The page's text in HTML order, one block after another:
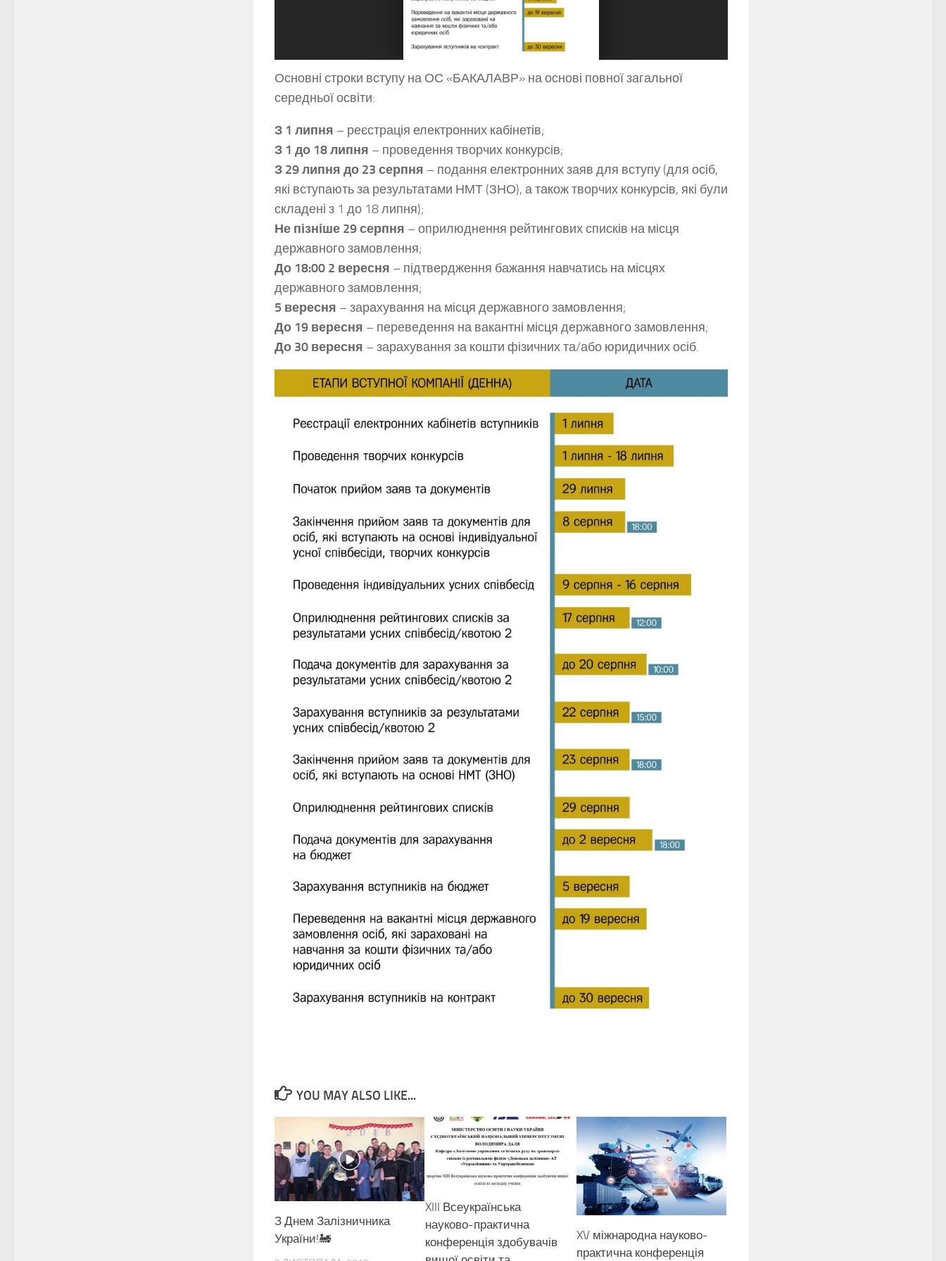
​​Основні строки вступу на ОС «БАКАЛАВР» на основі повної загальної
середньої освіти:
З 1 липня – реєстрація електронних кабінетів;
З 1 до 18 липня – проведення творчих конкурсів;
З 29 липня до 23 серпня – подання електронних заяв для вступу (для осіб,
які вступають за результатами НМТ (ЗНО), а також творчих конкурсів, які були
складені з 1 до 18 липня);
Не пізніше 29 серпня – оприлюднення рейтингових списків на місця
державного замовлення;
До 18:00 2 вересня – підтвердження бажання навчатись на місцях
державного замовлення;
5 вересня – зарахування на місця державного замовлення;
До 19 вересня – переведення на вакантні місця державного замовлення;
До 30 вересня – зарахування за кошти фізичних та/або юридичних осіб.
YOU MAY ALSO LIKE...
З Днем Залізничника
України!🚂
XIII Всеукраїнська
науково-практична
конференція здобувачів
XV міжнародна науково-
практична конференція